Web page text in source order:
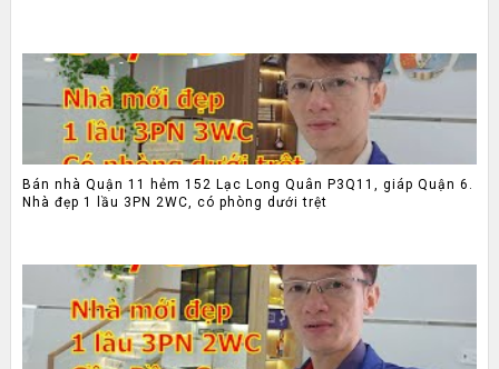
Bán nhà Quận 11 hẻm 152 Lạc Long Quân P3Q11, giáp Quận 6.
Nhà đẹp 1 lầu 3PN 2WC, có phòng dưới trệt